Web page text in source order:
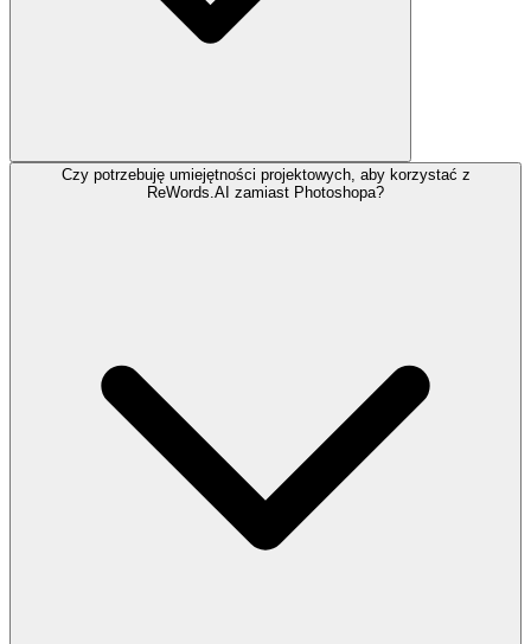
Czy potrzebuję umiejętności projektowych, aby korzystać z
ReWords.AI zamiast Photoshopa?